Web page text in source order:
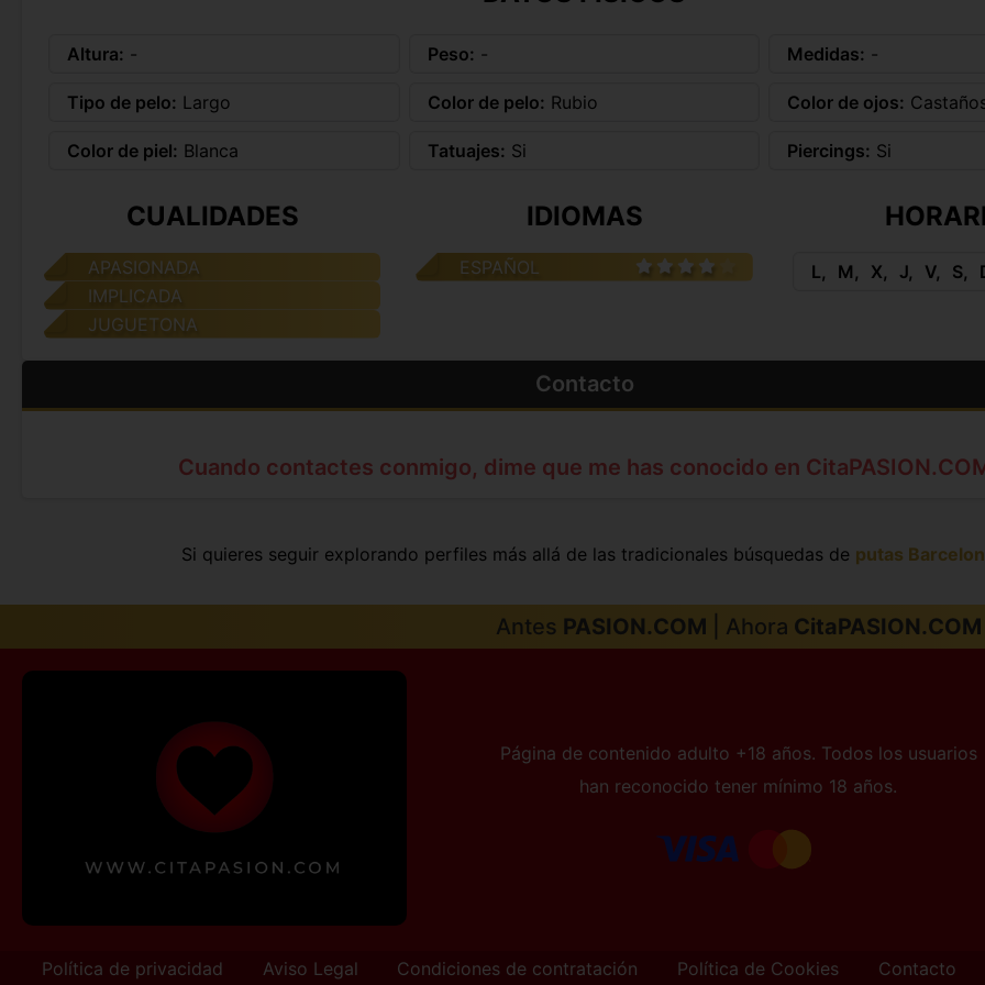
Altura: - Peso: - Medidas: -
Tipo de pelo: Largo Color de pelo: Rubio Color de ojos:
Color de piel: Blanca Tatuajes: Si Piercings: Si
CUALIDADES
APASIONADA
IMPLICADA
JUGUETONA
IDIOMAS
ESPAÑOL L M X J V S
Contacto
Cuando contactes conmigo, dime que me has conocido en
Si quieres seguir explorando perfiles más allá de las tradicionales búsquedas de putas
Antes PASION.COM | Ahora CitaPASION.COM
Página de contenido adulto +18 años. Todos los usuarios
han reconocido tener mínimo 18 años.
Política de privacidad Aviso Legal Condiciones de contratación Política de Cookies Contacto